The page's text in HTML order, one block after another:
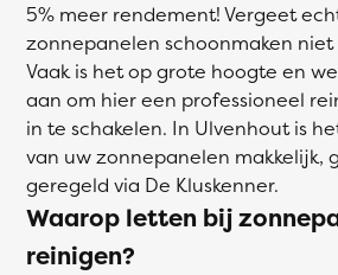
5% meer rendement! Vergeet
zonnepanelen schoonmaken niet
Vaak is het op grote hoogte en
aan om hier een professioneel
in te schakelen. In Ulvenhout is
van uw zonnepanelen makkelijk,
geregeld via De Kluskenner.
Waarop letten bij
reinigen?